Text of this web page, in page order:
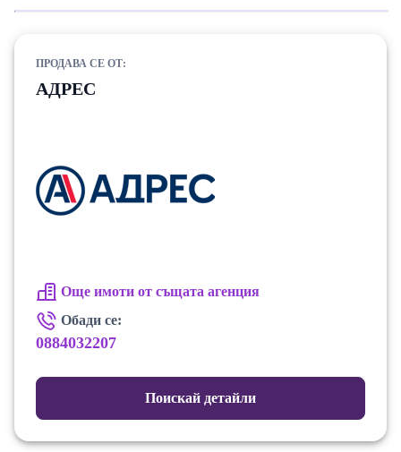
ПРОДАВА СЕ ОТ:
АДРЕС
Още имоти от същата агенция
Обади се:
0884032207
Поискай детайли